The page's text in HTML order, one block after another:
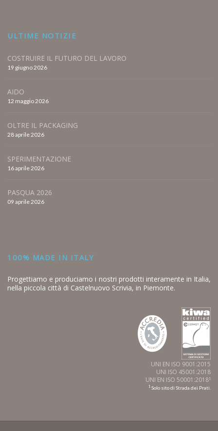
ULTIME NOTIZIE
COSTRUIRE IL FUTURO DEL LAVORO
19 giugno 2026
AIDO
12 maggio 2026
OLTRE IL PACKAGING
28 aprile 2026
SPERIMENTAZIONE
16 aprile 2026
PASQUA 2026
09 aprile 2026
100% MADE IN ITALY
Progettiamo e produciamo i nostri prodotti interamente in Italia,
nella piccola città di Castelnuovo Scrivia, in Piemonte.
UNI EN ISO 9001:2015
UNI ISO 45001:2018
UNI EN ISO 50001:20181
1 Solo sito di Strada dei Prati.